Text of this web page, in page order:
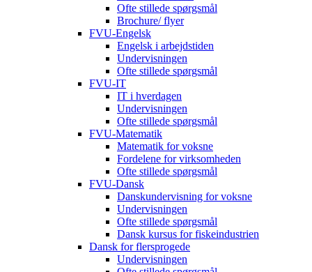
Ofte stillede spørgsmål
Brochure/ flyer
FVU-Engelsk
Engelsk i arbejdstiden
Undervisningen
Ofte stillede spørgsmål
FVU-IT
IT i hverdagen
Undervisningen
Ofte stillede spørgsmål
FVU-Matematik
Matematik for voksne
Fordelene for virksomheden
Ofte stillede spørgsmål
FVU-Dansk
Danskundervisning for voksne
Undervisningen
Ofte stillede spørgsmål
Dansk kursus for fiskeindustrien
Dansk for flersprogede
Undervisningen